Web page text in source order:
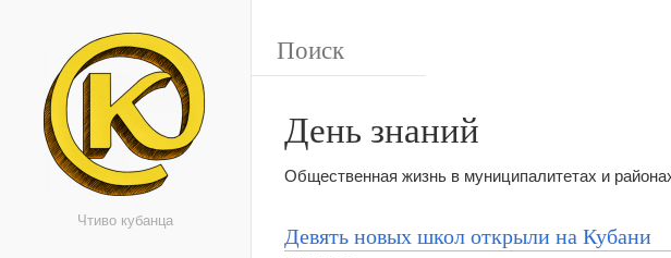
Чтиво кубанца
День знаний
Общественная жизнь в муниципалитетах и
Девять новых школ открыли на Кубани